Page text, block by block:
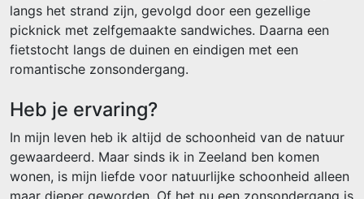
langs het strand zijn, gevolgd door een gezellige
picknick met zelfgemaakte sandwiches. Daarna een
fietstocht langs de duinen en eindigen met een
romantische zonsondergang.
Heb je ervaring?
In mijn leven heb ik altijd de schoonheid van de natuur
gewaardeerd. Maar sinds ik in Zeeland ben komen
wonen, is mijn liefde voor natuurlijke schoonheid alleen
maar dieper geworden. Of het nu een zonsondergang is